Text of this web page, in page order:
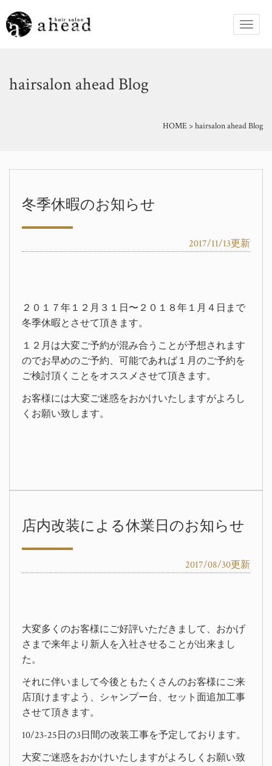
hairsalon ahead Blog
HOME >hairsalon ahead Blog
冬季休暇のお知らせ
2017/11/13更新
２０１７年１２月３１日〜２０１８年１月４日まで
冬季休暇とさせて頂きます。
１２月は大変ご予約が混み合うことが予想されます
のでお早めのご予約、可能であれば１月のご予約を
ご検討頂くことをオススメさせて頂きます。
お客様には大変ご迷惑をおかけいたしますがよろし
くお願い致します。
店内改装による休業日のお知らせ
2017/08/30更新
大変多くのお客様にご好評いただきまして、おかげ
さまで来年より新人を入社させることが出来まし
た。
それに伴いまして今後ともたくさんのお客様にご来
店頂けますよう、シャンプー台、セット面追加工事
させて頂きます。
10/23-25日の3日間の改装工事を予定しております。
大変ご迷惑をおかけいたしますがよろしくお願い致